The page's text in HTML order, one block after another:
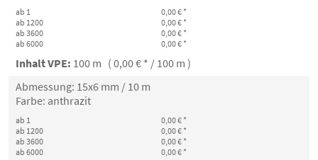
ab 1
0,00 € *
ab 1200
0,00 € *
ab 3600
0,00 € *
ab 6000
0,00 € *
Inhalt VPE: 100 m ( 0,00 € * / 100 m )
Abmessung: 15x6 mm / 10 m
Farbe: anthrazit
ab 1
0,00 € *
ab 1200
0,00 € *
ab 3600
0,00 € *
ab 6000
0,00 € *